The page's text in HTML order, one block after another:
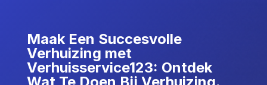
Maak Een Succesvolle
Verhuizing met
Verhuisservice123: Ontdek